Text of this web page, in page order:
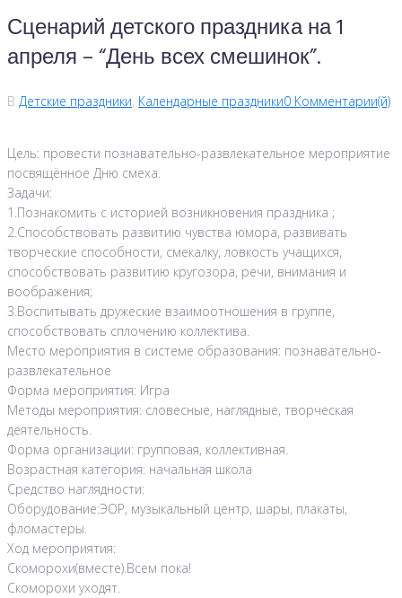
Сценарий детского праздника на 1
апреля – “День всех смешинок”.
В Детские праздники, Календарные праздники0 Комментарии(й)
Цель: провести познавательно-развлекательное мероприятие
посвящённое Дню смеха.
Задачи:
1.Познакомить с историей возникновения праздника ;
2.Способствовать развитию чувства юмора, развивать
творческие способности, смекалку, ловкость учащихся,
способствовать развитию кругозора, речи, внимания и
воображения;
3.Воспитывать дружеские взаимоотношения в группе,
способствовать сплочению коллектива.
Место мероприятия в системе образования: познавательно-
развлекательное
Форма мероприятия: Игра
Методы мероприятия: словесные, наглядные, творческая
деятельность.
Форма организации: групповая, коллективная.
Возрастная категория: начальная школа
Средство наглядности:
Оборудование:ЭОР, музыкальный центр, шары, плакаты,
фломастеры.
Ход мероприятия:
Скоморохи(вместе).Всем пока!
Скоморохи уходят.